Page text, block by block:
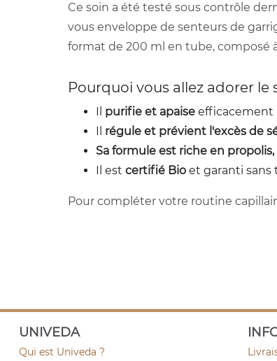
Ce soin a été testé sous contrôle
vous enveloppe de senteurs de
format de 200 ml en tube, composé
Pourquoi vous allez adorer
Il purifie et apaise efficacement
Il régule et prévient l'excès de
Sa formule est riche en
Il est certifié Bio et garanti sans
Pour compléter votre routine
UNIVEDA
Qui est Univeda ?